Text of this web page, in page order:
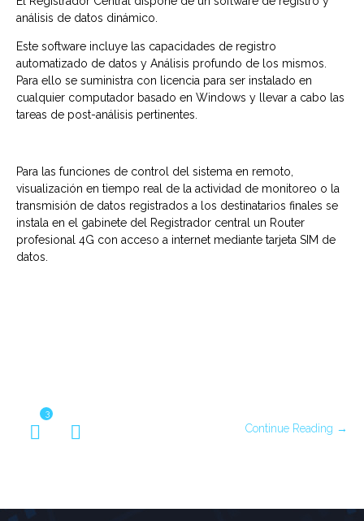
análisis de datos dinámico.
Este software incluye las capacidades de registro
automatizado de datos y Análisis profundo de los mismos.
Para ello se suministra con licencia para ser instalado en
cualquier computador basado en Windows y llevar a cabo las
tareas de post-análisis pertinentes.
Para las funciones de control del sistema en remoto,
visualización en tiempo real de la actividad de monitoreo o la
transmisión de datos registrados a los destinatarios finales se
instala en el gabinete del Registrador central un Router
profesional 4G con acceso a internet mediante tarjeta SIM de
datos.
3
Continue Reading →